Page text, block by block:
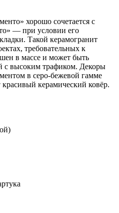
хорошо сочетается с
— при условии его
Такой керамогранит
требовательных к
в массе и может быть
с высоким трафиком. Декоры
в серо-бежевой гамме
керамический ковёр.